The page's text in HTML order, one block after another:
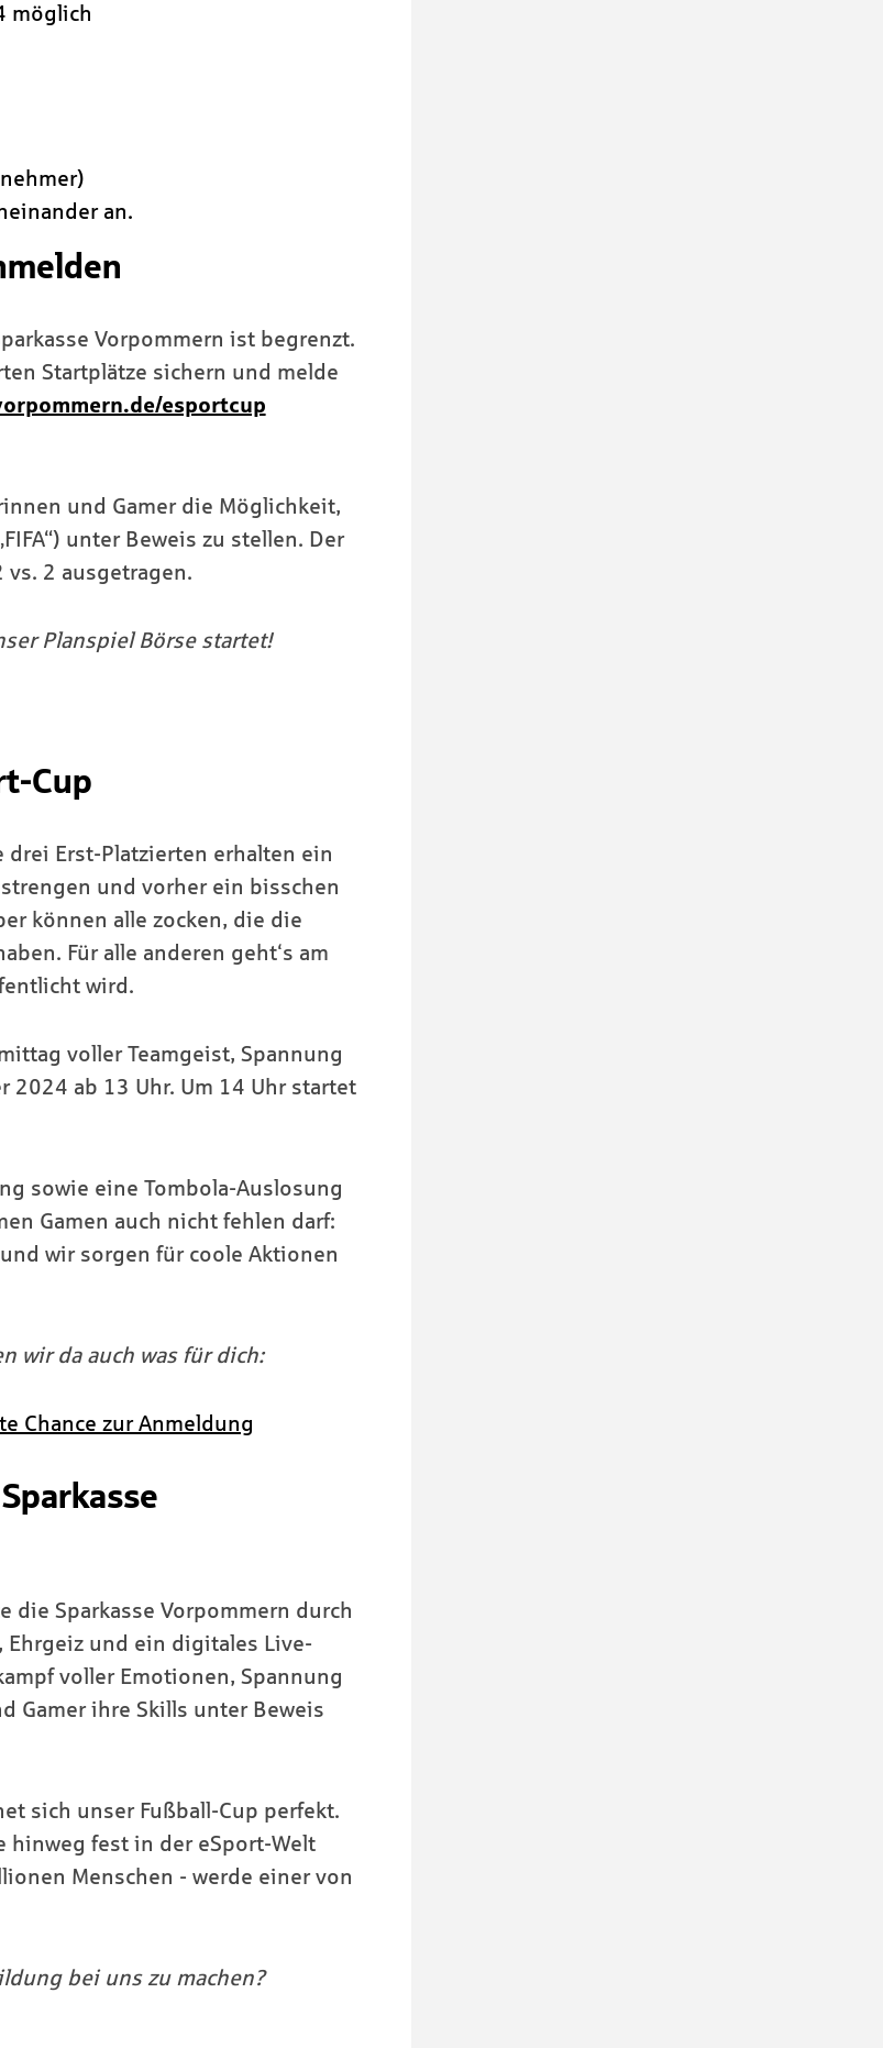
möglich
an.
Vorpommern ist begrenzt.
Startplätze sichern und melde
esportcup
und Gamer die Möglichkeit,
unter Beweis zu stellen. Der
2 ausgetragen.
Planspiel Börse startet!
Cup
Erst-Platzierten erhalten ein
und vorher ein bisschen
können alle zocken, die die
Für alle anderen geht‘s am
wird.
voller Teamgeist, Spannung
2024 ab 13 Uhr. Um 14 Uhr startet
sowie eine Tombola-Auslosung
Gamen auch nicht fehlen darf:
wir sorgen für coole Aktionen
wir da auch was für dich:
Chance zur Anmeldung
die Sparkasse Vorpommern durch
Ehrgeiz und ein digitales Live-
voller Emotionen, Spannung
Gamer ihre Skills unter Beweis
sich unser Fußball-Cup perfekt.
hinweg fest in der eSport-Welt
Menschen - werde einer von
bei uns zu machen?